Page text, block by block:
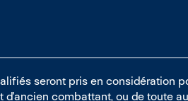
seront pris en considération
combattant, ou de toute